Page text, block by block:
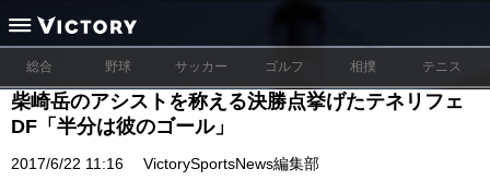
総合 野球 サッカー ゴルフ 相撲 テニス
柴崎岳のアシストを称える決勝点挙げたテネリフェ
DF「半分は彼のゴール」
2017/6/22 11:16 VictorySportsNews編集部